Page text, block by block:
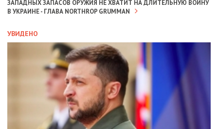
ЗАПАДНЫХ ЗАПАСОВ ОРУЖИЯ НЕ ХВАТИТ НА ДЛИТЕЛЬНУЮ ВОЙНУ
В УКРАИНЕ - ГЛАВА NORTHROP GRUMMAN
УВИДЕНО